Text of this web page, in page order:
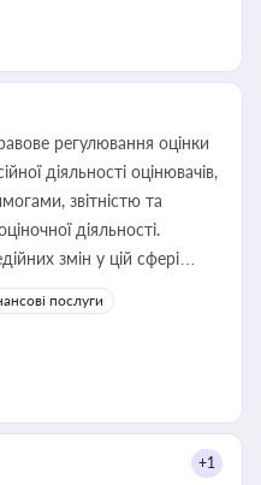
регулювання оцінки
діяльності оцінювачів,
звітністю та
діяльності.
змін у цій сфері
юриста або
приватизації, оренди
угод і перевірки
послуги
+1